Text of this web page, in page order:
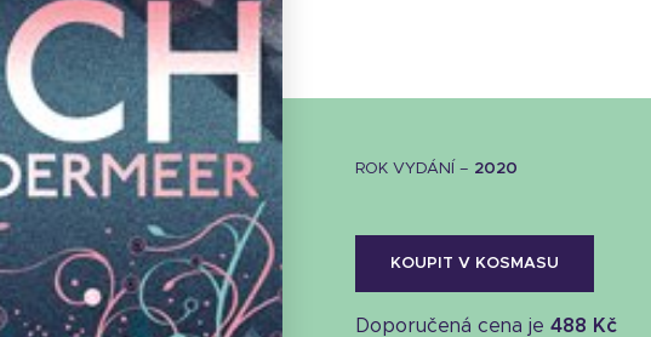
ROK VYDÁNÍ – 2020
KOUPIT V KOSMASU
Doporučená cena je 488 Kč